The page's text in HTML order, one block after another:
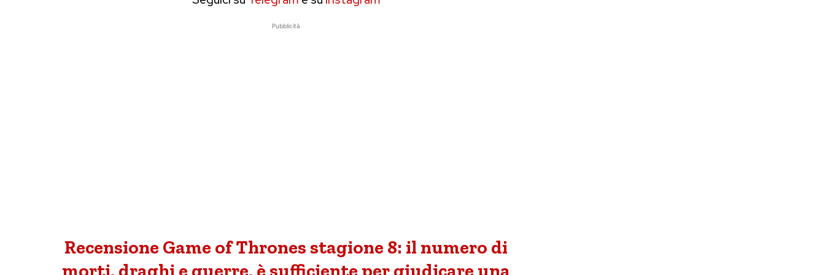
Pubblicità
Recensione Game of Thrones stagione 8: il numero di
morti, draghi e guerre, è sufficiente per giudicare una